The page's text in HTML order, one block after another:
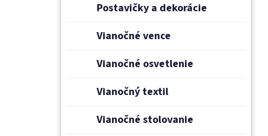
Postavičky a dekorácie
Vianočné vence
Vianočné osvetlenie
Vianočný textil
Vianočné stolovanie